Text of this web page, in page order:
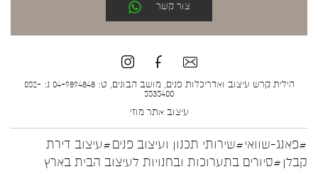
צור קשר
הילית קרש עיצוב ואדריכלות פנים, מושב הבונים, ט: 04-9894848 נ: 052-
5535400
עיצוב אתר מוזי
#פאנג-שוואי#שירותי תכנון ועיצוב פנים#עיצוב דירת
קבלן #סיורים בתערוכות ובחנויות לעיצוב הבית בארץ